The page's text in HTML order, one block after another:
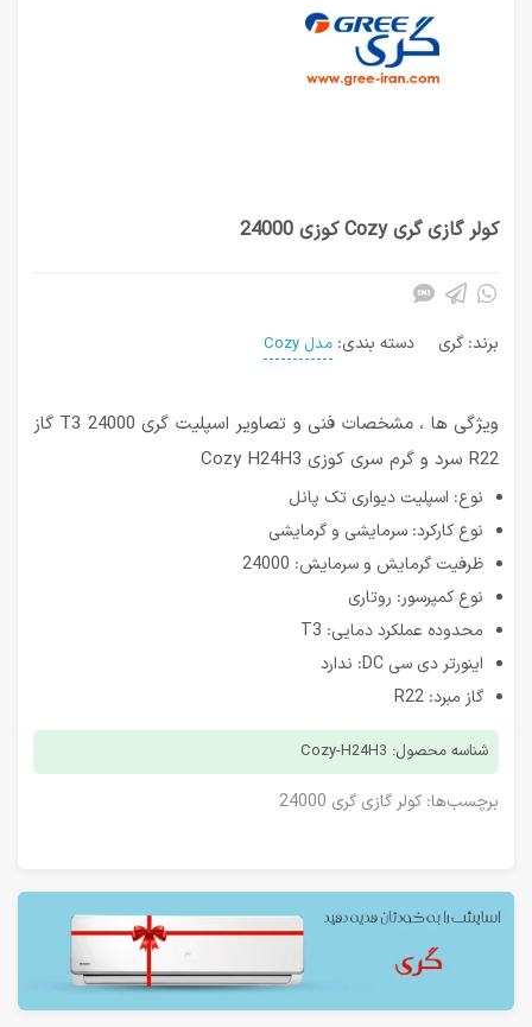
کولر گازی گری Cozy کوزی 24000
برند: گری دسته بندی: مدل Cozy
ویژگی ها ، مشخصات فنی و تصاویر اسپلیت گری T3 24000 گاز
R22 سرد و گرم سری کوزی Cozy H24H3
نوع: اسپلیت دیواری تک پانل
نوع کارکرد: سرمایشی و گرمایشی
ظرفیت گرمایش و سرمایش: 24000
نوع کمپرسور: روتاری
محدوده عملکرد دمایی: T3
اینورتر دی سی DC: ندارد
گاز مبرد: R22
شناسه محصول: Cozy-H24H3
برچسب‌ها: کولر گازی گری 24000